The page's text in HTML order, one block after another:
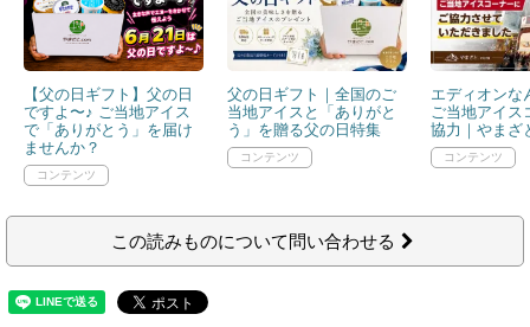
【父の日ギフト】父の日
ですよ〜♪ ご当地アイス
で「ありがとう」を届け
ませんか？
父の日ギフト｜全国のご
当地アイスと「ありがと
う」を贈る父の日特集
エディオンな
ご当地アイス
協力｜やまざ
この読みものについて問い合わせる